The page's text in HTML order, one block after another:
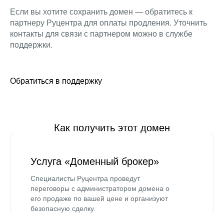
Если вы хотите сохранить домен — обратитесь к
партнеру Руцентра для оплаты продления. Уточнить
контакты для связи с партнером можно в службе
поддержки.
Обратиться в поддержку
Как получить этот домен
Услуга «Доменный брокер»
Специалисты Руцентра проведут
переговоры с администратором домена о
его продаже по вашей цене и организуют
безопасную сделку.